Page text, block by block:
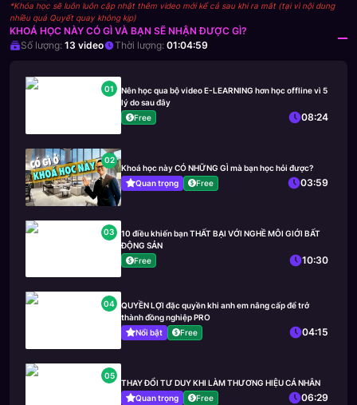
*Khóa học sẽ luôn luôn cập nhật thêm video mới kể cả sau khi ra mắt (tại vì nội dung
nhiều quá Quyết quay không kịp)
KHOÁ HỌC NÀY CÓ GÌ VÀ BẠN SẼ NHẬN ĐƯỢC GÌ?
Số lượng: 13 video Thời lượng: 01:04:59
01
Nên học qua bộ video E-LEARNING hơn học offline vì 5
lý do sau đây
Free
08:24
02
Khoá học này CÓ NHỮNG GÌ mà bạn học hỏi được?
Quan trọng
Free 03:59
03
10 điều khiến bạn THẤT BẠI VỚI NGHỀ MÔI GIỚI BẤT
ĐỘNG SẢN
Free
10:30
04
QUYỀN LỢI đặc quyền khi anh em nâng cấp để trở
thành đồng nghiệp PRO
Nổi bật
Free 04:15
05
THAY ĐỔI TƯ DUY KHI LÀM THƯƠNG HIỆU CÁ NHÂN
Quan trọng
Free 06:29